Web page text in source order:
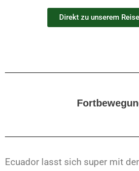
Direkt zu unserem
Ecuador lasst sich super mit